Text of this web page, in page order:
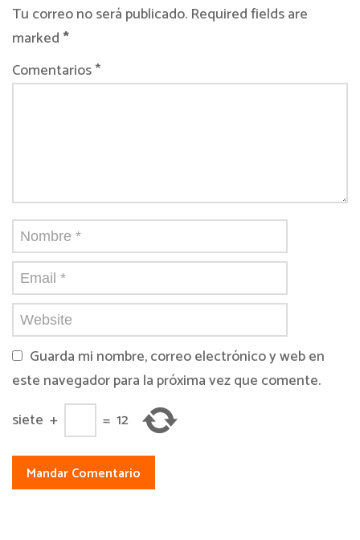
Tu correo no será publicado. Required fields are
marked*
Comentarios *
Guarda mi nombre, correo electrónico y web en
este navegador para la próxima vez que comente.
siete + = 12